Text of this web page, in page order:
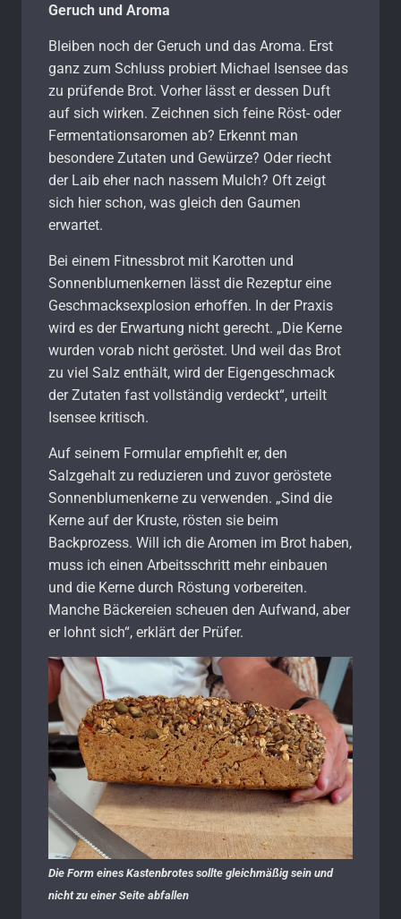
Geruch und Aroma
Bleiben noch der Geruch und das Aroma. Erst
ganz zum Schluss probiert Michael Isensee das
zu prüfende Brot. Vorher lässt er dessen Duft
auf sich wirken. Zeichnen sich feine Röst- oder
Fermentationsaromen ab? Erkennt man
besondere Zutaten und Gewürze? Oder riecht
der Laib eher nach nassem Mulch? Oft zeigt
sich hier schon, was gleich den Gaumen
erwartet.
Bei einem Fitnessbrot mit Karotten und
Sonnenblumenkernen lässt die Rezeptur eine
Geschmacksexplosion erhoffen. In der Praxis
wird es der Erwartung nicht gerecht. „Die Kerne
wurden vorab nicht geröstet. Und weil das Brot
zu viel Salz enthält, wird der Eigengeschmack
der Zutaten fast vollständig verdeckt“, urteilt
Isensee kritisch.
Auf seinem Formular empfiehlt er, den
Salzgehalt zu reduzieren und zuvor geröstete
Sonnenblumenkerne zu verwenden. „Sind die
Kerne auf der Kruste, rösten sie beim
Backprozess. Will ich die Aromen im Brot haben,
muss ich einen Arbeitsschritt mehr einbauen
und die Kerne durch Röstung vorbereiten.
Manche Bäckereien scheuen den Aufwand, aber
er lohnt sich“, erklärt der Prüfer.
Die Form eines Kastenbrotes sollte gleichmäßig sein und
nicht zu einer Seite abfallen